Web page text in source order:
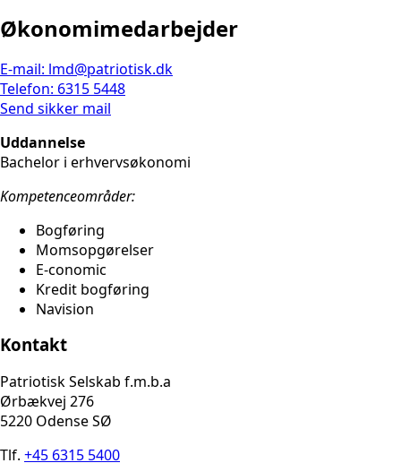
Økonomimedarbejder
E-mail: lmd@patriotisk.dk
Telefon: 6315 5448
Send sikker mail
Uddannelse
Bachelor i erhvervsøkonomi
Kompetenceområder:
Bogføring
Momsopgørelser
E-conomic
Kredit bogføring
Navision
Kontakt
Patriotisk Selskab f.m.b.a
Ørbækvej 276
5220 Odense SØ
Tlf. +45 6315 5400